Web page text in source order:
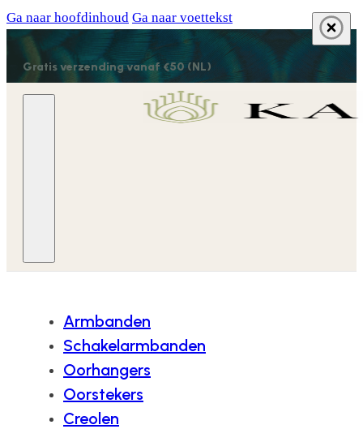
Ga naar hoofdinhoud Ga naar voettekst
Gratis verzending vanaf €50 (NL)
Armbanden
Schakelarmbanden
Oorhangers
Oorstekers
Creolen